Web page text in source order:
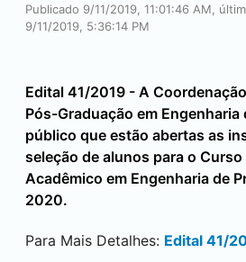
Publicado 9/11/2019, 11:01:46 AM,
9/11/2019, 5:36:14 PM
Edital 41/2019 - A
Pós-Graduação em
público que estão abertas as
seleção de alunos para o
Acadêmico em Engenharia de
2020.
Para Mais Detalhes: Edital 41/